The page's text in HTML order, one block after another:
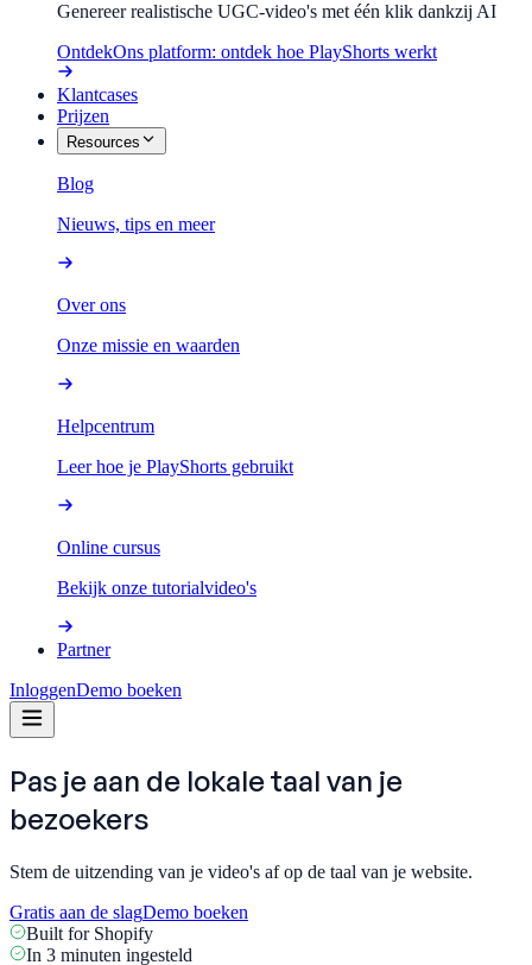
Genereer realistische UGC-video's met één klik dankzij AI
OntdekOns platform: ontdek hoe PlayShorts werkt
Klantcases
Prijzen
Resources
Blog
Nieuws, tips en meer
Over ons
Onze missie en waarden
Helpcentrum
Leer hoe je PlayShorts gebruikt
Online cursus
Bekijk onze tutorialvideo's
Partner
InloggenDemo boeken
Pas je aan de lokale taal van je
bezoekers
Stem de uitzending van je video's af op de taal van je website.
Gratis aan de slagDemo boeken
Built for Shopify
In 3 minuten ingesteld